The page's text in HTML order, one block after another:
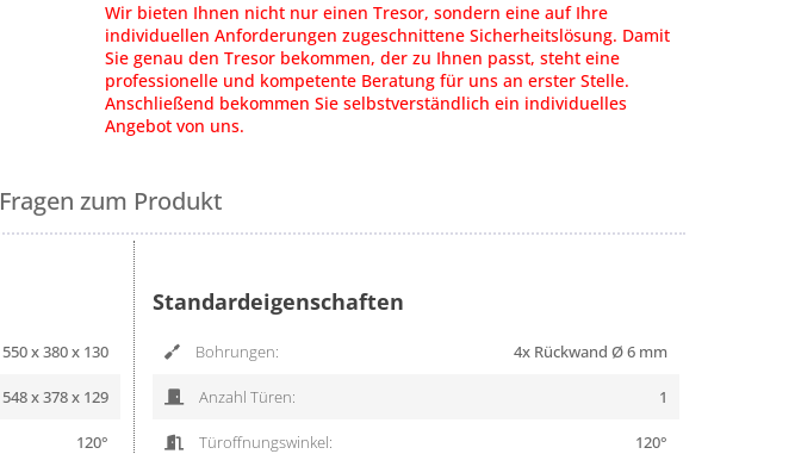
Wir bieten Ihnen nicht nur einen Tresor, sondern eine auf Ihre
individuellen Anforderungen zugeschnittene Sicherheitslösung. Damit
Sie genau den Tresor bekommen, der zu Ihnen passt, steht eine
professionelle und kompetente Beratung für uns an erster Stelle.
Anschließend bekommen Sie selbstverständlich ein individuelles
Angebot von uns.
Fragen zum Produkt
550 x 380 x 130
548 x 378 x 129
120°
Standardeigenschaften
Bohrungen: 4x Rückwand Ø 6 mm
Anzahl Türen: 1
Türoffnungswinkel: 120°